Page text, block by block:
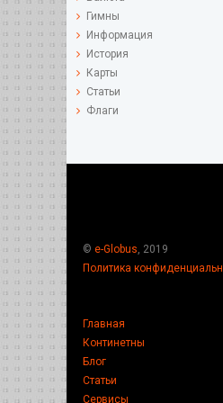
Гимны
Информация
История
Карты
Статьи
Флаги
© e-Globus , 2019
Политика
Главная
Континетны
Блог
Статьи
Сервисы